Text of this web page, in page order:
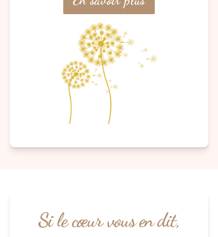
Si le cœur vous en dit,